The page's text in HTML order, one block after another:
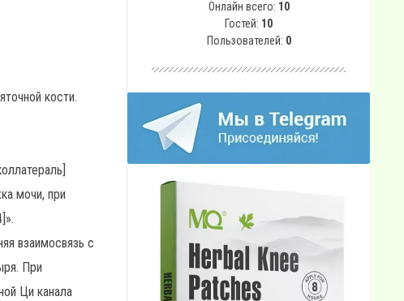
кости.
мочи, при
взаимосвязь с
При
Ци канала
Онлайн всего: 10
Гостей: 10
Пользователей: 0